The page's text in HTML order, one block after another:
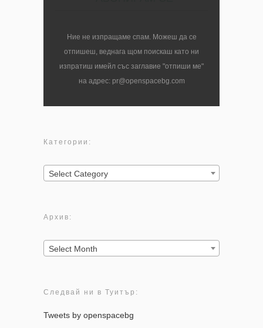
Ние не изпращаме спам. Можеш да се
отпишеш, веднага щом поискаш като ни
изпратиш имейл със заглавие "отпиши ме"
на адрес: pr@openspacebg.com
Категории:
Категории:
Select Category
Архив:
Архив:
Select Month
Следвай ни в Туитър:
Tweets by openspacebg